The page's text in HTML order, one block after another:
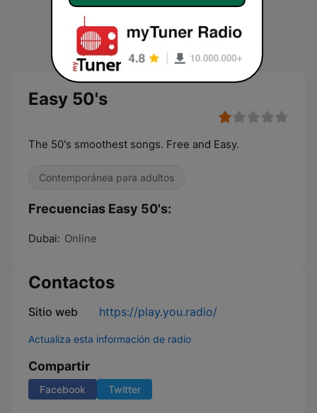
Easy 50's
The 50's smoothest songs. Free and Easy.
Contemporánea para adultos
Frecuencias Easy 50's:
Dubai: Online
Contactos
Sitio web https://play.you.radio/
Actualiza esta información de radio
Compartir
Facebook Twitter